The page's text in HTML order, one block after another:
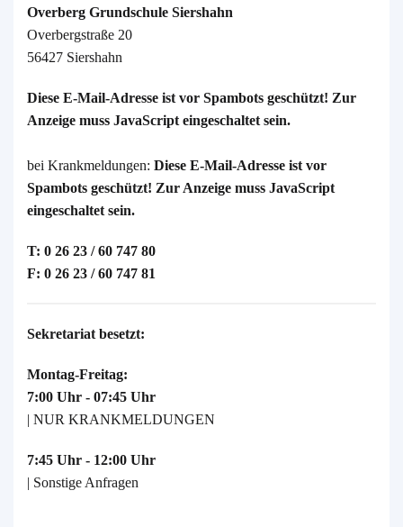
Overberg Grundschule Siershahn
Overbergstraße 20
56427 Siershahn
Diese E-Mail-Adresse ist vor Spambots geschützt! Zur
Anzeige muss JavaScript eingeschaltet sein.
bei Krankmeldungen: Diese E-Mail-Adresse ist vor
Spambots geschützt! Zur Anzeige muss JavaScript
eingeschaltet sein.
T: 0 26 23 / 60 747 80
F: 0 26 23 / 60 747 81
Sekretariat besetzt:
Montag-Freitag:
7:00 Uhr - 07:45 Uhr
| NUR KRANKMELDUNGEN
7:45 Uhr - 12:00 Uhr
| Sonstige Anfragen